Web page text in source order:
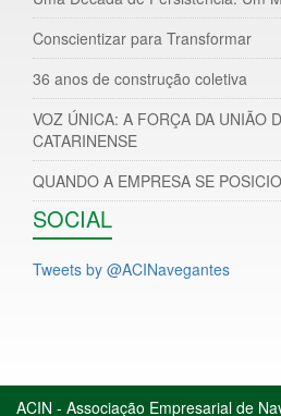
Conscientizar para Transformar
36 anos de construção coletiva
VOZ ÚNICA: A FORÇA DA UNIÃO
CATARINENSE
QUANDO A EMPRESA SE
SOCIAL
Tweets by @ACINavegantes
ACIN - Associação Empresarial de